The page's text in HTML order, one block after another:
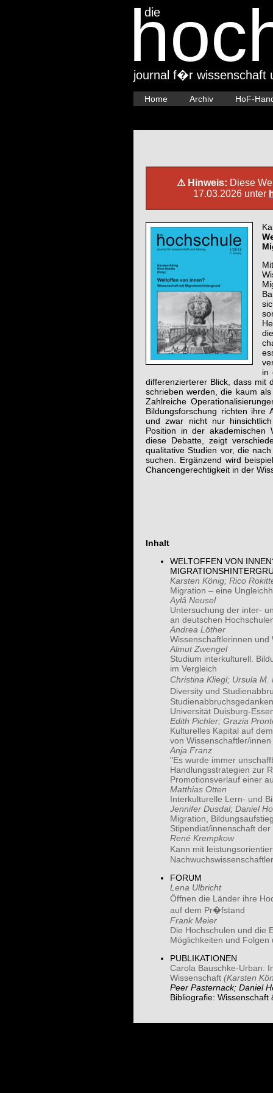
die
journal f�r wissenschaft
Home Archiv HoF-
⚠ Hinweis: Diese
17.03.2026 unter
in
dif­ferenzierterer Blick, dass mit
schrieben werden, die kaum
Zahl­reiche
Bildungs­forschung richten ihre
und zwar nicht nur
Position in der aka­demischen
diese Debatte, zeigt
qualitative Studien vor, die
suchen. Ergänzend wird
Chancengerechtigkeit in der
Inhalt
WELTOFFEN VON
Karsten König; Rico
Migration – eine
Aylâ Neusel
Untersuchung der inter-
an deutschen
Andrea Löther
Wissenschaftlerinnen
Almut Zwengel
Studium interkulturell.
im Vergleich
Christina Kliegl; Ursula
Diversity und
Universität Duisburg-
Edith Pichler; Grazia
Kulturelles Kapital auf
von Wissenschaftler/
Anja Franz
"Es wurde immer
Handlungsstrategien zur
Promotionsverlauf einer
Matthias Otten
Interkulturelle Lern- und
Jennifer Dusdal; Daniel
Migration,
Stipendiat/innenschaft
René Krempkow
Kann mit
FORUM
Lena Ulbricht
Öffnen die Länder ihre
auf dem Pr�fstand
Frank Meier
Die Hochschulen und die
Möglichkeiten und
PUBLIKATIONEN
Carola Bauschke-Urban:
Wissenschaft (Karsten
Peer Pasternack; Daniel
Bibliografie: